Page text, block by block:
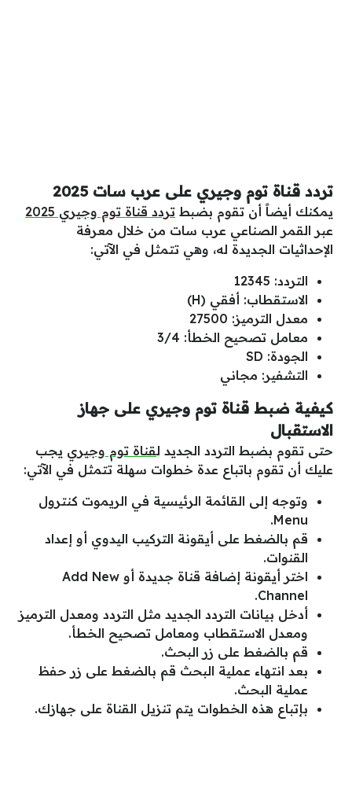
تردد قناة توم وجيري على عرب سات 2025
يمكنك أيضاً أن تقوم بضبط تردد قناة توم وجيري 2025
عبر القمر الصناعي عرب سات من خلال معرفة
الإحداثيات الجديدة له، وهي تتمثل في الآتي:
التردد: 12345
الاستقطاب: أفقي (H)
معدل الترميز: 27500
معامل تصحيح الخطأ: 3/4
الجودة: SD
التشفير: مجاني
كيفية ضبط قناة توم وجيري على جهاز
الاستقبال
حتى تقوم بضبط التردد الجديد لقناة توم وجيري يجب
عليك أن تقوم باتباع عدة خطوات سهلة تتمثل في الآتي:
وتوجه إلى القائمة الرئيسية في الريموت كنترول
Menu.
قم بالضغط على أيقونة التركيب اليدوي أو إعداد
القنوات.
اختر أيقونة إضافة قناة جديدة أو Add New
Channel.
أدخل بيانات التردد الجديد مثل التردد ومعدل الترميز
ومعدل الاستقطاب ومعامل تصحيح الخطأ.
قم بالضغط على زر البحث.
بعد انتهاء عملية البحث قم بالضغط على زر حفظ
عملية البحث.
بإتباع هذه الخطوات يتم تنزيل القناة على جهازك.